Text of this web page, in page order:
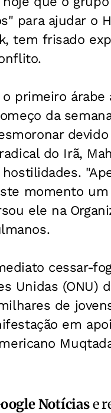
para ajudar o
tem frisado
primeiro
da
do Irã,
momento
ele na
cessar-
Unidas
de
em
Notíciase